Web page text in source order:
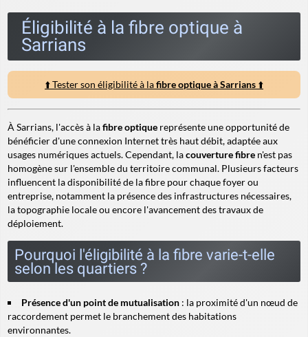
Éligibilité à la fibre optique à
Sarrians
⬆️ Tester son éligibilité à lafibre optique à Sarrians ⬆️
À Sarrians, l'accès à lafibre optique représente une opportunité de
bénéficier d'une connexion Internet très haut débit, adaptée aux
usages numériques actuels. Cependant, lacouverture fibre n'est pas
homogène sur l'ensemble du territoire communal. Plusieurs facteurs
influencent la disponibilité de la fibre pour chaque foyer ou
entreprise, notamment la présence des infrastructures nécessaires,
la topographie locale ou encore l'avancement des travaux de
déploiement.
Pourquoi l'éligibilité à la fibre varie-t-elle
selon les quartiers ?
Présence d'un point de mutualisation : la proximité d'un nœud de
raccordement permet le branchement des habitations
environnantes.